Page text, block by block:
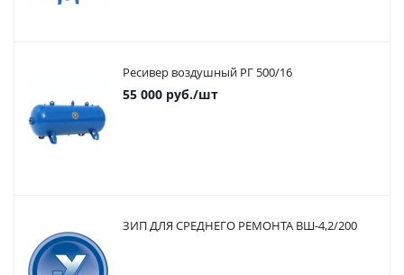
Ресивер воздушный РГ 500/16
55 000 руб./шт
ЗИП ДЛЯ СРЕДНЕГО РЕМОНТА ВШ-4,2/200